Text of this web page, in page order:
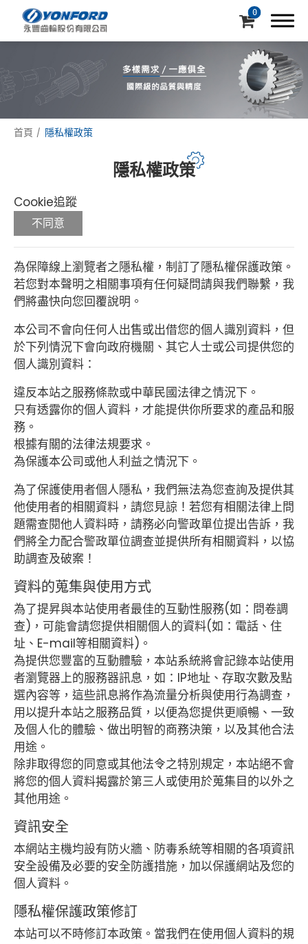
0
首頁 隱私權政策
隱私權政策
Cookie追蹤
不同意
為保障線上瀏覽者之隱私權，制訂了隱私權保護政策。
若您對本聲明之相關事項有任何疑問請與我們聯繫，我
們將盡快向您回覆說明。
本公司不會向任何人出售或出借您的個人識別資料，但
於下列情況下會向政府機關、其它人士或公司提供您的
個人識別資料：
違反本站之服務條款或中華民國法律之情況下。
只有透露你的個人資料，才能提供你所要求的產品和服
務。
根據有關的法律法規要求。
為保護本公司或他人利益之情況下。
為了保護使用者個人隱私，我們無法為您查詢及提供其
他使用者的相關資料，請您見諒！若您有相關法律上問
題需查閱他人資料時，請務必向警政單位提出告訴，我
們將全力配合警政單位調查並提供所有相關資料，以協
助調查及破案！
資料的蒐集與使用方式
為了提昇與本站使用者最佳的互動性服務(如：問卷調
查)，可能會請您提供相關個人的資料(如：電話、住
址、E-mail等相關資料)。
為提供您豐富的互動體驗，本站系統將會記錄本站使用
者瀏覽器上的服務器訊息，如：IP地址、存取次數及點
選內容等，這些訊息將作為流量分析與使用行為調查，
用以提升本站之服務品質，以便為您提供更順暢、一致
及個人化的體驗、做出明智的商務決策，以及其他合法
用途。
除非取得您的同意或其他法令之特別規定，本站絕不會
將您的個人資料揭露於第三人或使用於蒐集目的以外之
其他用途。
資訊安全
本網站主機均設有防火牆、防毒系統等相關的各項資訊
安全設備及必要的安全防護措施，加以保護網站及您的
個人資料。
隱私權保護政策修訂
本站可以不時修訂本政策。當我們在使用個人資料的規
公司簡介
產品介紹
產品應用
機械設備
支援中心
人才招募
聯絡我們
繁體中文
English
Japan
Spanish